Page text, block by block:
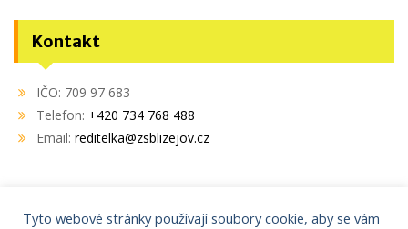
Kontakt
IČO: 709 97 683
Telefon: +420 734 768 488
Email: reditelka@zsblizejov.cz
Tyto webové stránky používají soubory cookie, aby se vám